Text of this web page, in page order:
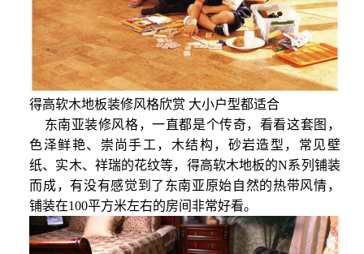
得高软木地板装修风格欣赏 大小户型都适合
东南亚装修风格，一直都是个传奇，看看这套图，
色泽鲜艳、崇尚手工，木结构，砂岩造型，常见壁
纸、实木、祥瑞的花纹等，得高软木地板的N系列铺装
而成，有没有感觉到了东南亚原始自然的热带风情，
铺装在100平方米左右的房间非常好看。